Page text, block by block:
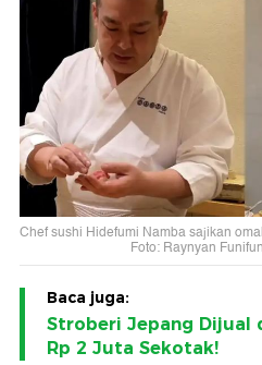
Chef sushi Hidefumi Namba sajikan
Foto: Raynyan
Baca juga:
Stroberi Jepang Dijual
Rp 2 Juta Sekotak!